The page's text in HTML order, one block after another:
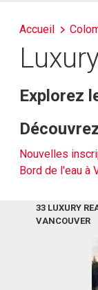
Accueil
Explorez
Nouvelles
Bord de l'eau à
33 LUXURY
VANCOUVER